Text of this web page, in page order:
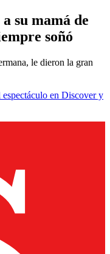
su mamá de
soñó
le dieron la gran
en Discover y